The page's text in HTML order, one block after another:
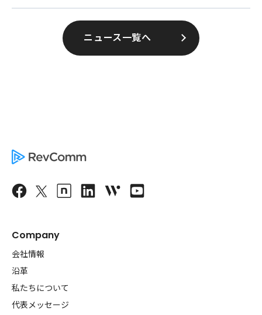
ニュース一覧へ
Company
会社情報
沿革
私たちについて
代表メッセージ